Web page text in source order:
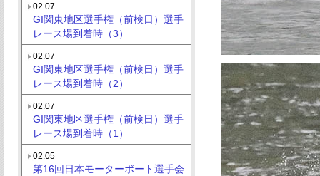
02.07
GI関東地区選手権（前検日）選手
レース場到着時（3）
02.07
GI関東地区選手権（前検日）選手
レース場到着時（2）
02.07
GI関東地区選手権（前検日）選手
レース場到着時（1）
02.05
第16回日本モーターボート選手会